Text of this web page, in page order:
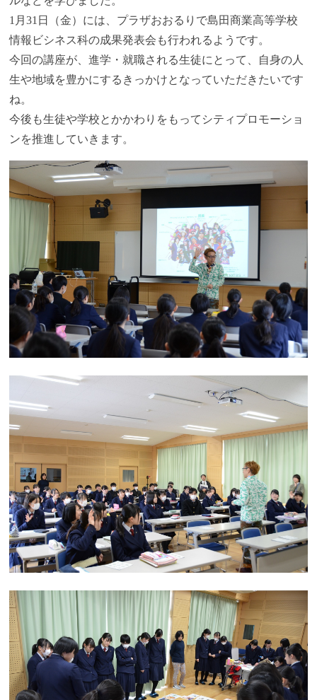
1月31日（金）には、プラザおおるりで島田商業高等学校
情報ビシネス科の成果発表会も行われるようです。
今回の講座が、進学・就職される生徒にとって、自身の人
生や地域を豊かにするきっかけとなっていただきたいです
ね。
今後も生徒や学校とかかわりをもってシティプロモーショ
ンを推進していきます。